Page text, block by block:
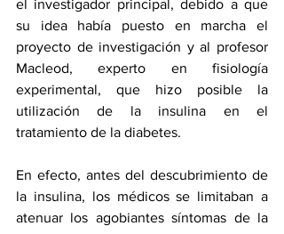
el investigador principal, debido a que
su idea había puesto en marcha el
proyecto de investigación y al profesor
Macleod, experto en fisiología
experimental, que hizo posible la
utilización de la insulina en el
tratamiento de la diabetes.
En efecto, antes del descubrimiento de
la insulina, los médicos se limitaban a
atenuar los agobiantes síntomas de la